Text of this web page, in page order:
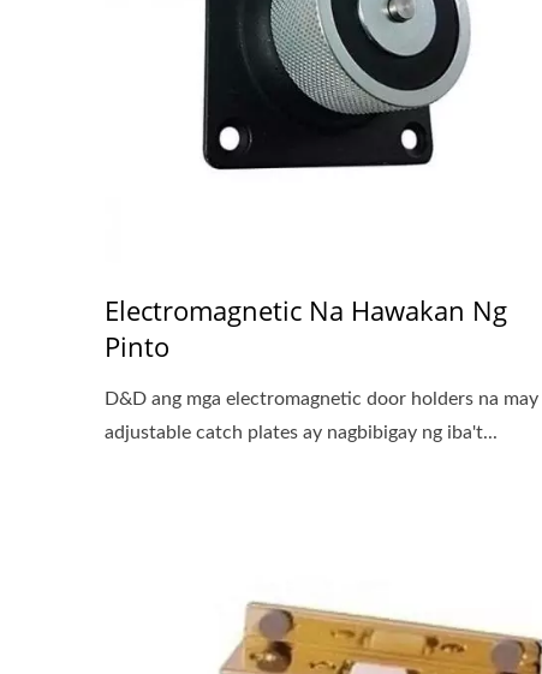
Electromagnetic Na Hawakan Ng
Pinto
D&D ang mga electromagnetic door holders na may
adjustable catch plates ay nagbibigay ng iba't...